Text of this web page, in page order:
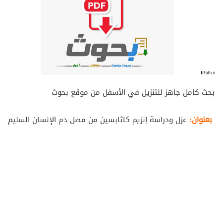
بحث كامل جاهز للتنزيل في الأسفل من موقع بحوث
بعنوان: عزل ودراسة إنزيم كاثابسين من مصل دم الإنسان السليم